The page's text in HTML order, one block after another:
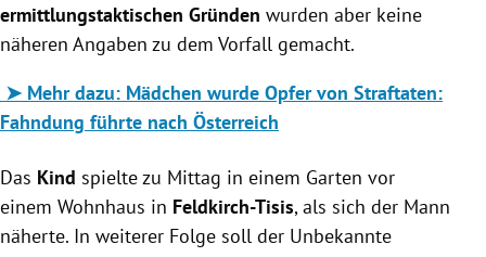
ermittlungstaktischen Gründen wurden aber keine
näheren Angaben zu dem Vorfall gemacht.
➤ Mehr dazu: Mädchen wurde Opfer von Straftaten:
Fahndung führte nach Österreich
Das Kind spielte zu Mittag in einem Garten vor
einem Wohnhaus in Feldkirch-Tisis, als sich der Mann
näherte. In weiterer Folge soll der Unbekannte